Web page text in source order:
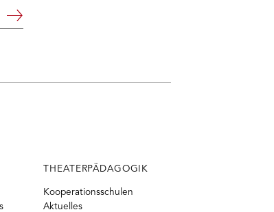
Weiter
THEATERPÄDAGOGIK
Kooperationsschulen
Aktuelles